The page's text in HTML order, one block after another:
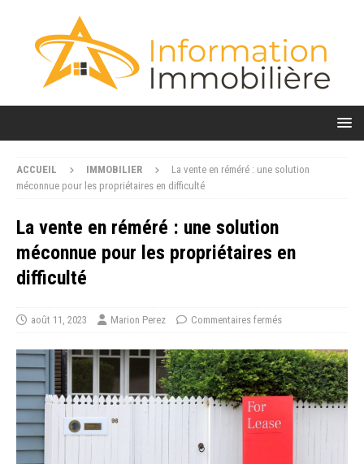
ACCUEIL IMMOBILIER
La vente en réméré : une solution
méconnue pour les propriétaires en difficulté
La vente en réméré : une solution
méconnue pour les propriétaires en
difficulté
août 11, 2023 Marion Perez Commentaires fermés